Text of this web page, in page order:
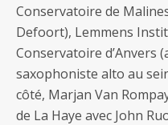
Conservatoire de
Defoort), Lemmens
Conservatoire d’Anvers
saxophoniste alto au
côté, Marjan Van
de La Haye avec John